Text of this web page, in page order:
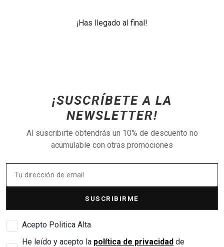
¡Has llegado al final!
¡SUSCRÍBETE A LA
NEWSLETTER!
Al suscribirte obtendrás un 10% de descuento no
acumulable con otras promociones
SUSCRIBIRME
Acepto Politica Alta
He leído y acepto la política de privacidad de